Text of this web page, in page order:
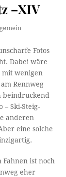
–XIV
Fotos
Dabei wäre
mit wenigen
Rennweg
beindruckend
– Ski-Steig-
anderen
eine solche
ist noch
eher